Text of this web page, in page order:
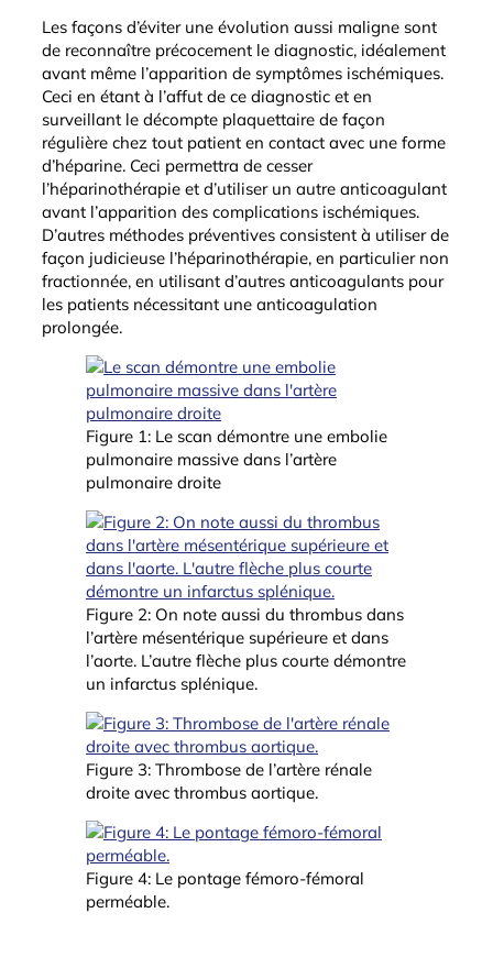
Les façons d’éviter une évolution aussi maligne sont
de reconnaître précocement le diagnostic, idéalement
avant même l’apparition de symptômes ischémiques.
Ceci en étant à l’affut de ce diagnostic et en
surveillant le décompte plaquettaire de façon
régulière chez tout patient en contact avec une forme
d’héparine. Ceci permettra de cesser
l’héparinothérapie et d’utiliser un autre anticoagulant
avant l’apparition des complications ischémiques.
D’autres méthodes préventives consistent à utiliser de
façon judicieuse l’héparinothérapie, en particulier non
fractionnée, en utilisant d’autres anticoagulants pour
les patients nécessitant une anticoagulation
prolongée.
Figure 1: Le scan démontre une embolie
pulmonaire massive dans l’artère
pulmonaire droite
Figure 2: On note aussi du thrombus dans
l’artère mésentérique supérieure et dans
l’aorte. L’autre flèche plus courte démontre
un infarctus splénique.
Figure 3: Thrombose de l’artère rénale
droite avec thrombus aortique.
Figure 4: Le pontage fémoro-fémoral
perméable.